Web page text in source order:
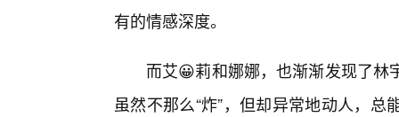
有的情感深度。
而艾😀莉和娜娜，也渐渐发现了
虽然不那么“炸”，但却异常地动人，